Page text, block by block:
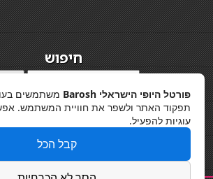
חיפוש
מדיניות פרטיות
פורטל היופי הישראלי Barosh
משתמשים
תפקוד האתר ולשפר את חוויית המשתמש.
עוגיות להפעיל.
קבל הכל